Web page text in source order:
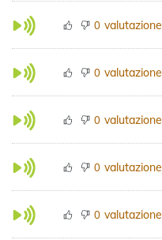
0 valutazione
0 valutazione
0 valutazione
0 valutazione
0 valutazione